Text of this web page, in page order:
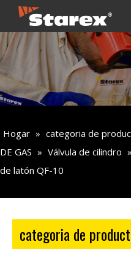
Hogar » categoria de
DE GAS » Válvula de cilindro »
de latón QF-10
categoria de